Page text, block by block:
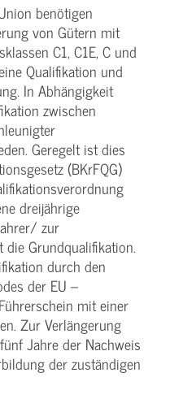
benötigen
von Gütern mit
C1, C1E, C und
Qualifikation und
In Abhängigkeit
zwischen
Geregelt ist dies
(BKrFQG)
dreijährige
zur
Grundqualifikation.
durch den
der EU –
mit einer
Zur Verlängerung
Jahre der Nachweis
der zuständigen